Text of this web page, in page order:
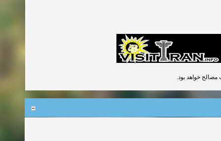
مصالح خواهد بود.